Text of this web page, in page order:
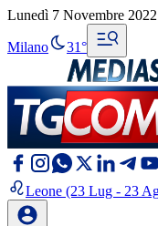
Lunedì 7 Novembre 2022
Milano 31°
Leone (23 Lug - 23